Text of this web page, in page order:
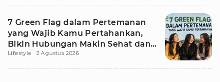
7 Green Flag dalam Pertemanan
yang Wajib Kamu Pertahankan,
Bikin Hubungan Makin Sehat dan
Awet
Lifestyle 2 Agustus 2026